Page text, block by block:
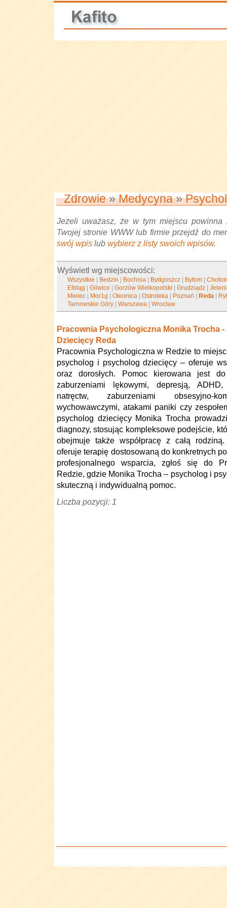
Zdrowie»Medycyna»
Jeżeli uważasz, że w tym miejscu powinna
Twojej stronie WWW lub firmie przejdź do
swój wpis lub wybierz z listy swoich wpisów.
Wyświetl wg miejscowości:
Wszystkie Bedzin Bochnia Bydgoszcz Bytom |
Elbląg |Gliwice |Gorzów Wielkopolski |Grudziądz |
Mielec
Mor1g |Oleonica |Ostrołeka Poznań Reda
Tarnowskie Góry |Warszawa |Wrocław
Pracownia Psychologiczna Monika Trocha
Dziecięcy Reda
Pracownia Psychologiczna w Redzie to
psycholog i psycholog dziecięcy – oferuje
oraz dorosłych. Pomoc kierowana jest
zaburzeniami lękowymi, depresją,
natręctw, zaburzeniami obsesyjno-
wychowawczymi, atakami paniki czy
psycholog dziecięcy Monika Trocha
diagnozy, stosując kompleksowe podejście,
obejmuje także współpracę z całą
oferuje terapię dostosowaną do konkretnych
profesjonalnego wsparcia, zgłoś się do
Redzie, gdzie Monika Trocha – psycholog i
skuteczną i indywidualną pomoc.
Liczba pozycji: 1